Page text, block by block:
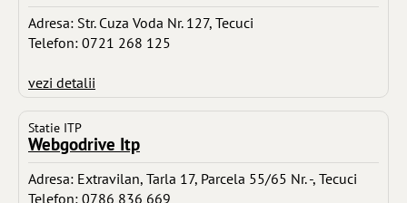
Adresa: Str. Cuza Voda Nr. 127, Tecuci
Telefon: 0721 268 125
vezi detalii
Statie ITP
Webgodrive Itp
Adresa: Extravilan, Tarla 17, Parcela 55/65 Nr. -, Tecuci
Telefon: 0786 836 669